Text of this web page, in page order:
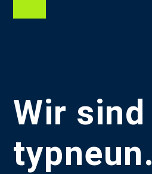
Wir sind
typneun.